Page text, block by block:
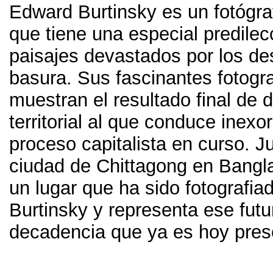
Edward Burtinsky es un
que tiene una especial
paisajes devastados por los
basura. Sus fascinantes
muestran el resultado final de
territorial al que conduce
proceso capitalista en curso.
ciudad de Chittagong en
un lugar que ha sido
Burtinsky y representa ese
decadencia que ya es hoy